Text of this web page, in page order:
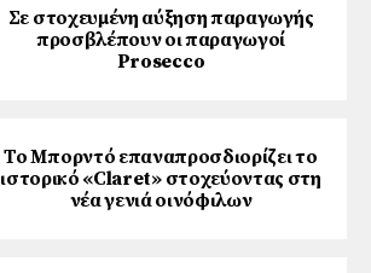
Σε στοχευμένη αύξηση παραγωγής
προσβλέπουν οι παραγωγοί
Prosecco
Το Μπορντό επαναπροσδιορίζει το
ιστορικό «Claret» στοχεύοντας στη
νέα γενιά οινόφιλων